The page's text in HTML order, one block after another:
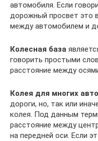
автомобиля. Если
дорожный просвет это
между автомобилем и
Колесная база
говорить простыми
расстояние между
Колея для многих
дороги, но, так или
колея. Под данным
расстояние между
на передней оси. Если